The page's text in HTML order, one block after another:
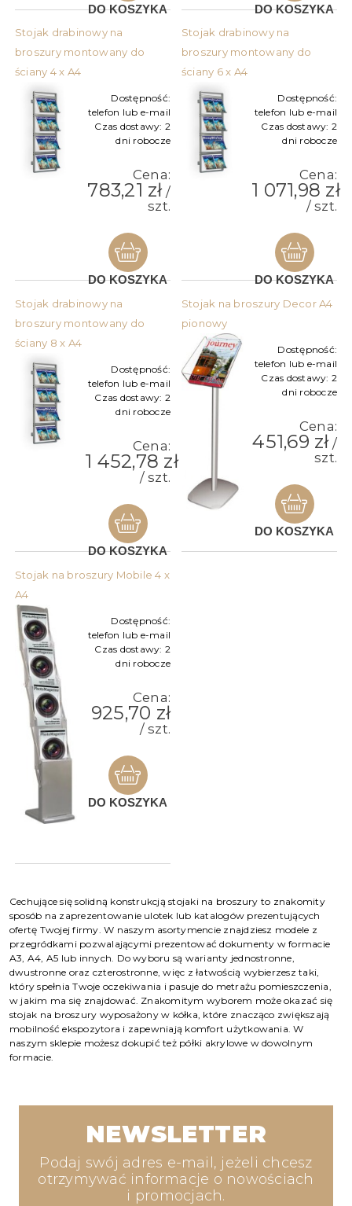
DO KOSZYKA DO KOSZYKA
Stojak drabinowy na
broszury montowany do
ściany 4 x A4
Dostępność:
telefon lub e-mail
Czas dostawy: 2
dni robocze
Cena:
783,21 zł/
szt.
DO KOSZYKA
Stojak drabinowy na
broszury montowany do
ściany 6 x A4
Dostępność:
telefon lub e-mail
Czas dostawy: 2
dni robocze
Cena:
1 071,98 zł
/ szt.
DO KOSZYKA
Stojak drabinowy na
broszury montowany do
ściany 8 x A4
Dostępność:
telefon lub e-mail
Czas dostawy: 2
dni robocze
Cena:
1 452,78 zł
/ szt.
DO KOSZYKA
Stojak na broszury Decor A4
pionowy
Dostępność:
telefon lub e-mail
Czas dostawy: 2
dni robocze
Cena:
451,69 zł/
szt.
DO KOSZYKA
Stojak na broszury Mobile 4 x
A4
Dostępność:
telefon lub e-mail
Czas dostawy: 2
dni robocze
Cena:
925,70 zł
/ szt.
DO KOSZYKA
Cechujące się solidną konstrukcją stojaki na broszury to znakomity
sposób na zaprezentowanie ulotek lub katalogów prezentujących
ofertę Twojej firmy. W naszym asortymencie znajdziesz modele z
przegródkami pozwalającymi prezentować dokumenty w formacie
A3, A4, A5 lub innych. Do wyboru są warianty jednostronne,
dwustronne oraz czterostronne, więc z łatwością wybierzesz taki,
który spełnia Twoje oczekiwania i pasuje do metrażu pomieszczenia,
w jakim ma się znajdować. Znakomitym wyborem może okazać się
stojak na broszury wyposażony w kółka, które znacząco zwiększają
mobilność ekspozytora i zapewniają komfort użytkowania. W
naszym sklepie możesz dokupić też półki akrylowe w dowolnym
formacie.
NEWSLETTER
Podaj swój adres e-mail, jeżeli chcesz
otrzymywać informacje o nowościach
i promocjach.